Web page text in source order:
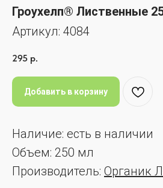
Гроухелп® Лиственные
Артикул: 4084
295 р.
Добавить в корзину
Наличие: есть в наличии
Объем: 250 мл
Производитель: Органик
Жидкое биоудобрение для декоративно-